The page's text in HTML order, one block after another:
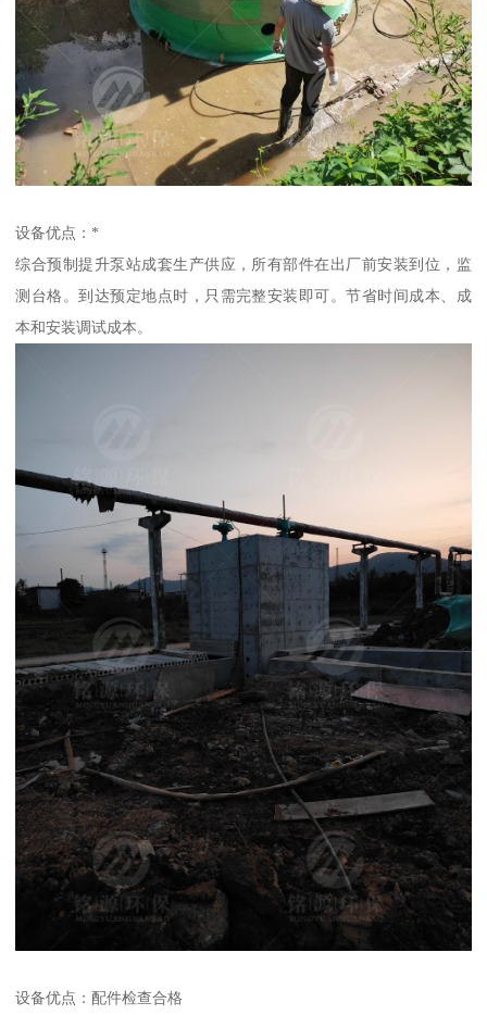
设备优点：*
综合预制提升泵站成套生产供应，所有部件在出厂前安装到位，监
测台格。到达预定地点时，只需完整安装即可。节省时间成本、成
本和安装调试成本。
设备优点：配件检查合格